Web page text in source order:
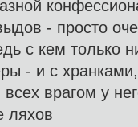
- просто
с кем только
- и с
врагом у
ляхов